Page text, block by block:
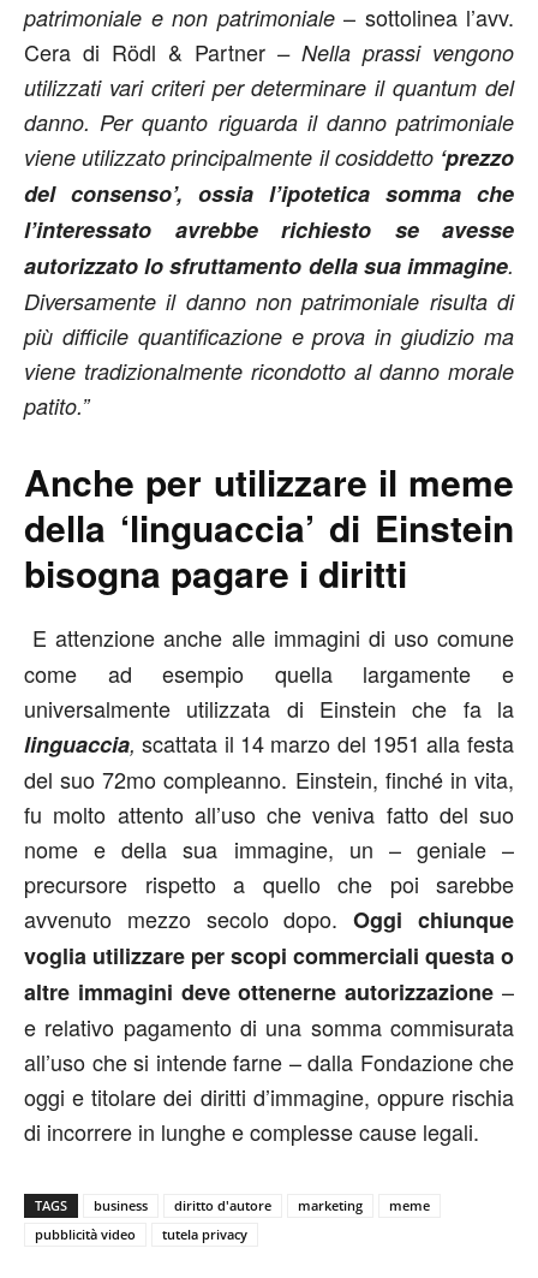
patrimoniale e non patrimoniale – sottolinea l’avv.
Cera di Rödl & Partner – Nella prassi vengono
utilizzati vari criteri per determinare il quantum del
danno. Per quanto riguarda il danno patrimoniale
viene utilizzato principalmente il cosiddetto ‘prezzo
del consenso’, ossia l’ipotetica somma che
l’interessato avrebbe richiesto se avesse
autorizzato lo sfruttamento della sua immagine.
Diversamente il danno non patrimoniale risulta di
più difficile quantificazione e prova in giudizio ma
viene tradizionalmente ricondotto al danno morale
patito.”
Anche per utilizzare il meme
della ‘linguaccia’ di Einstein
bisogna pagare i diritti
E attenzione anche alle immagini di uso comune
come ad esempio quella largamente e
universalmente utilizzata di Einstein che fa la
linguaccia, scattata il 14 marzo del 1951 alla festa
del suo 72mo compleanno. Einstein, finché in vita,
fu molto attento all’uso che veniva fatto del suo
nome e della sua immagine, un – geniale –
precursore rispetto a quello che poi sarebbe
avvenuto mezzo secolo dopo.Oggi chiunque
voglia utilizzare per scopi commerciali questa o
altre immagini deve ottenerne autorizzazione –
e relativo pagamento di una somma commisurata
all’uso che si intende farne – dalla Fondazione che
oggi e titolare dei diritti d’immagine, oppure rischia
di incorrere in lunghe e complesse cause legali.
TAGS business diritto d'autore marketing
meme
pubblicità video
tutela privacy